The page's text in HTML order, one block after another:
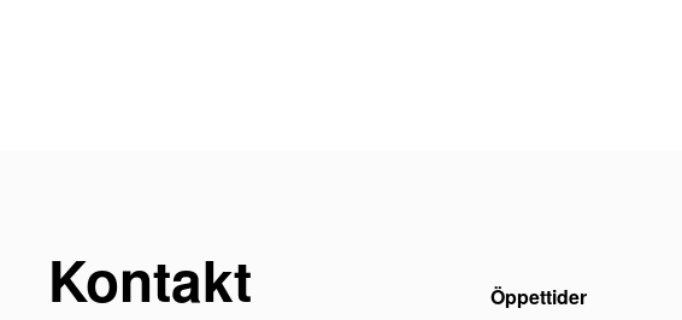
Kontakt
Öppettider